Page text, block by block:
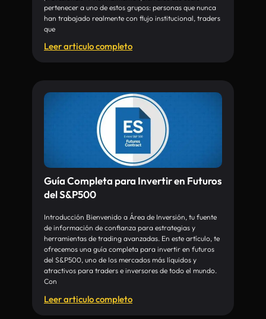
pertenecer a uno de estos grupos: personas que nunca
han trabajado realmente con flujo institucional, traders
que
Leer articulo completo
Guía Completa para Invertir en Futuros
del S&P500
Introducción Bienvenido a Área de Inversión, tu fuente
de información de confianza para estrategias y
herramientas de trading avanzadas. En este artículo, te
ofrecemos una guía completa para invertir en futuros
del S&P500, uno de los mercados más líquidos y
atractivos para traders e inversores de todo el mundo.
Con
Leer articulo completo